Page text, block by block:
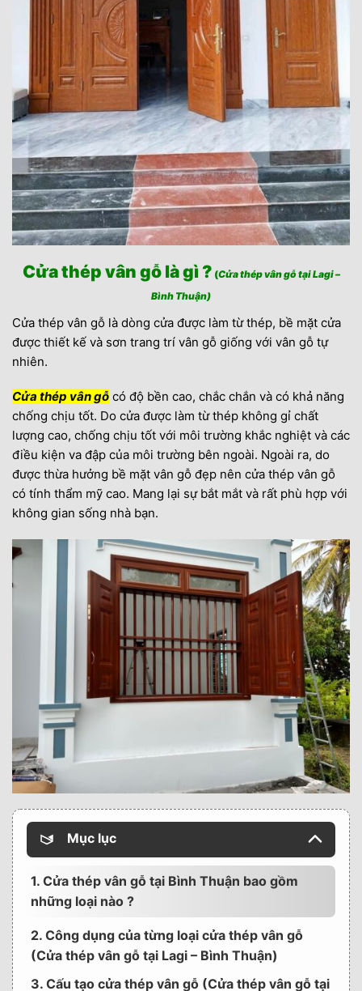
Cửa thép vân gỗ là gì ? (Cửa thép vân gỗ tại Lagi –
Bình Thuận)
Cửa thép vân gỗ là dòng cửa được làm từ thép, bề mặt cửa
được thiết kế và sơn trang trí vân gỗ giống với vân gỗ tự
nhiên.
Cửa thép vân gỗ có độ bền cao, chắc chắn và có khả năng
chống chịu tốt. Do cửa được làm từ thép không gỉ chất
lượng cao, chống chịu tốt với môi trường khắc nghiệt và các
điều kiện va đập của môi trường bên ngoài. Ngoài ra, do
được thừa hưởng bề mặt vân gỗ đẹp nên cửa thép vân gỗ
có tính thẩm mỹ cao. Mang lại sự bắt mắt và rất phù hợp với
không gian sống nhà bạn.
Mục lục
1. Cửa thép vân gỗ tại Bình Thuận bao gồm
những loại nào ?
2. Công dụng của từng loại cửa thép vân gỗ
(Cửa thép vân gỗ tại Lagi – Bình Thuận)
3. Cấu tạo cửa thép vân gỗ (Cửa thép vân gỗ tại